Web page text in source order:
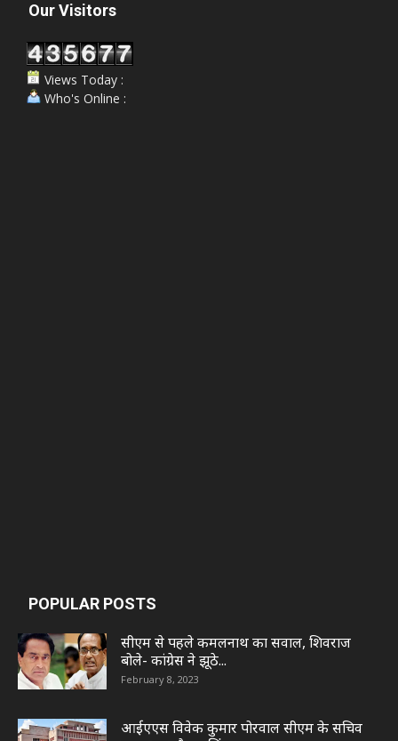
Our Visitors
Views Today :
Who's Online :
POPULAR POSTS
सीएम से पहले कमलनाथ का सवाल, शिवराज
बोले- कांग्रेस ने झूठे...
February 8, 2023
आईएएस विवेक कुमार पोरवाल सीएम के सचिव